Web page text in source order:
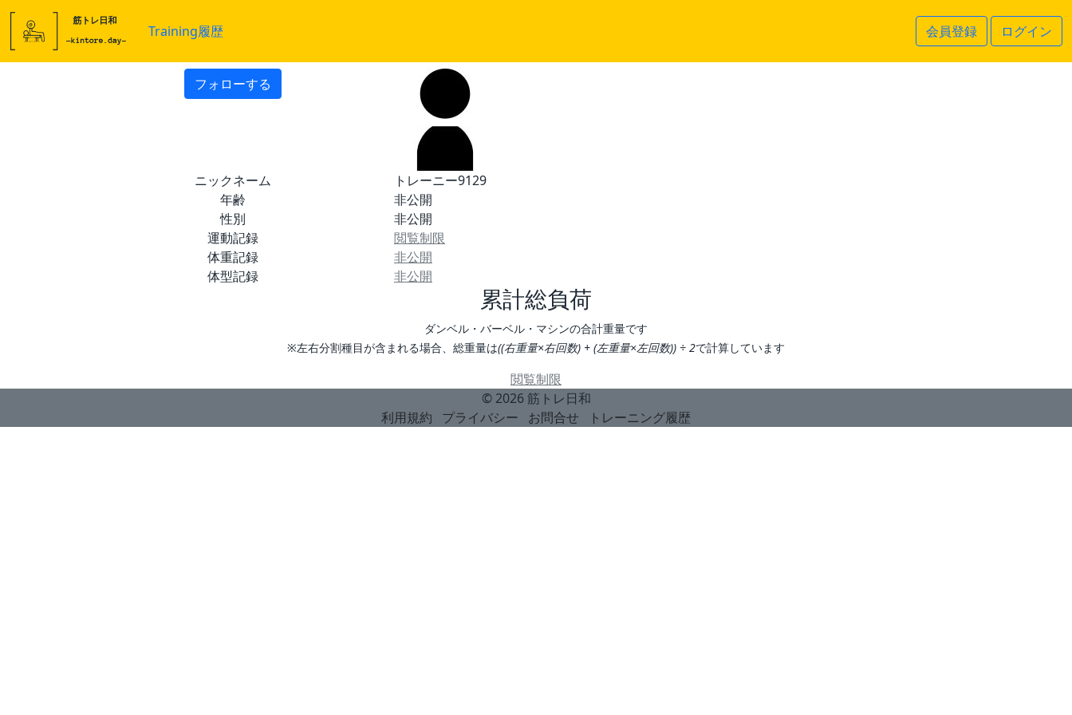
Training履歴 会員登録 ログイン
フォローする
ニックネーム
トレーニー9129
年齢
非公開
性別
非公開
運動記録
閲覧制限
体重記録
非公開
体型記録
非公開
累計総負荷
ダンベル・バーベル・マシンの合計重量です
※左右分割種目が含まれる場合、総重量は((右重量×右回数) + (左重量×左回数)) ÷ 2で計算しています
閲覧制限
© 2026 筋トレ日和
利用規約
プライバシー お問合せ トレーニング履歴